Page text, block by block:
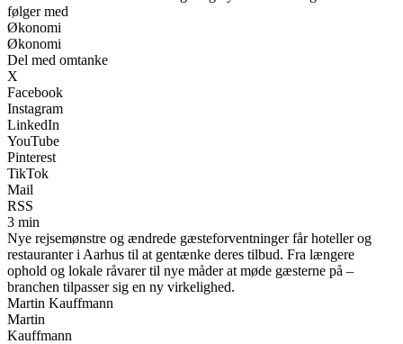
følger med
Økonomi
Økonomi
Del med omtanke
X
Facebook
Instagram
LinkedIn
YouTube
Pinterest
TikTok
Mail
RSS
3 min
Nye rejsemønstre og ændrede gæsteforventninger får hoteller og
restauranter i Aarhus til at gentænke deres tilbud. Fra længere
ophold og lokale råvarer til nye måder at møde gæsterne på –
branchen tilpasser sig en ny virkelighed.
Martin Kauffmann
Martin
Kauffmann